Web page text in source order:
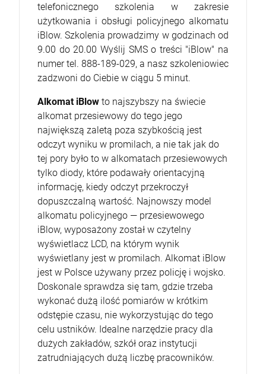
telefonicznego szkolenia w zakresie
użytkowania i obsługi policyjnego alkomatu
iBlow. Szkolenia prowadzimy w godzinach od
9.00 do 20.00 Wyślij SMS o treści "iBlow" na
numer tel. 888-189-029, a nasz szkoleniowiec
zadzwoni do Ciebie w ciągu 5 minut.
Alkomat iBlow to najszybszy na świecie
alkomat przesiewowy do tego jego
największą zaletą poza szybkością jest
odczyt wyniku w promilach, a nie tak jak do
tej pory było to w alkomatach przesiewowych
tylko diody, które podawały orientacyjną
informację, kiedy odczyt przekroczył
dopuszczalną wartość. Najnowszy model
alkomatu policyjnego — przesiewowego
iBlow, wyposażony został w czytelny
wyświetlacz LCD, na którym wynik
wyświetlany jest w promilach. Alkomat iBlow
jest w Polsce używany przez policję i wojsko.
Doskonale sprawdza się tam, gdzie trzeba
wykonać dużą ilość pomiarów w krótkim
odstępie czasu, nie wykorzystując do tego
celu ustników. Idealne narzędzie pracy dla
dużych zakładów, szkół oraz instytucji
zatrudniających dużą liczbę pracowników.